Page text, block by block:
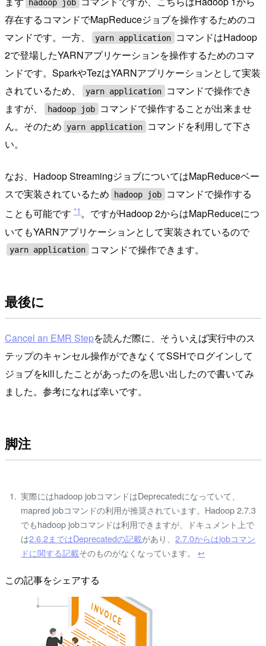
hadoop job
存在するコマンドでMapReduceジョブを操作するためのコ
マンドです。一方、
yarn application
コマンドはHadoop
2で登場したYARNアプリケーションを操作するためのコマ
ンドです。SparkやTezはYARNアプリケーションとして実装
されているため、
yarn application
コマンドで操作でき
ますが、
hadoop job
コマンドで操作することが出来ませ
ん。そのため yarn application
コマンドを利用して下さ
い。
なお、Hadoop StreamingジョブについてはMapReduceベー
スで実装されているため
hadoop job
コマンドで操作する
ことも可能です *1。ですがHadoop 2からはMapReduceにつ
いてもYARNアプリケーションとして実装されているので
yarn application コマンドで操作できます。
最後に
Cancel an EMR Stepを読んだ際に、そういえば実行中のス
テップのキャンセル操作ができなくてSSHでログインして
ジョブをkillしたことがあったのを思い出したので書いてみ
ました。参考になれば幸いです。
脚注
実際にはhadoop jobコマンドはDeprecatedになっていて、
mapred jobコマンドの利用が推奨されています。Hadoop 2.7.3
でもhadoop jobコマンドは利用できますが、ドキュメント上で
は2.6.2まではDeprecatedの記載があり、2.7.0からはjobコマン
ドに関する記載そのものがなくなっています。↩
この記事をシェアする